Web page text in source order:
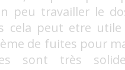
peu travailler le
cela peut etre
de fuites pour
sont très